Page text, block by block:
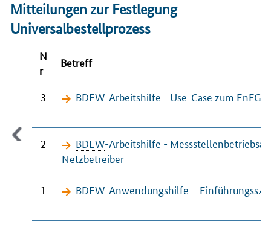
Mitteilungen zur Festlegung
Universalbestellprozess
N
r
Betreff
3 BDEW-Arbeitshilfe - Use-Case zum EnFG
2 BDEW-Arbeitshilfe -
Netzbetreiber
1 BDEW-Anwendungshilfe –